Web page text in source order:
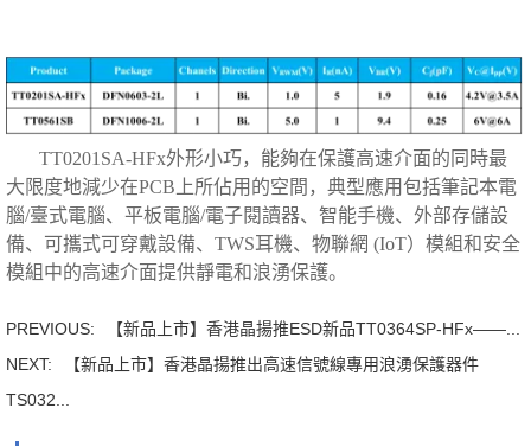
TT0201SA-HFx外形小巧，能夠在保護高速介面的同時最
大限度地減少在PCB上所佔用的空間，典型應用包括筆記本電
腦/臺式電腦、平板電腦/電子閱讀器、智能手機、外部存儲設
備、可攜式可穿戴設備、TWS耳機、物聯網 (IoT）模組和安全
模組中的高速介面提供靜電和浪湧保護。
PREVIOUS:
【新品上市】香港晶揚推ESD新品TT0364SP-HFx——...
NEXT:
【新品上市】香港晶揚推出高速信號線專用浪湧保護器件
TS032...